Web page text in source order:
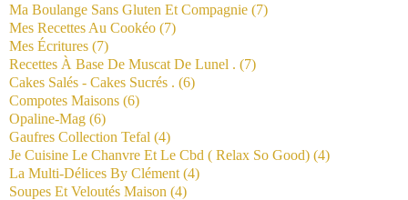
Ma Boulange Sans Gluten Et Compagnie (7)
Mes Recettes Au Cookéo (7)
Mes Écritures (7)
Recettes À Base De Muscat De Lunel . (7)
Cakes Salés - Cakes Sucrés . (6)
Compotes Maisons (6)
Opaline-Mag (6)
Gaufres Collection Tefal (4)
Je Cuisine Le Chanvre Et Le Cbd ( Relax So Good) (4)
La Multi-Délices By Clément (4)
Soupes Et Veloutés Maison (4)